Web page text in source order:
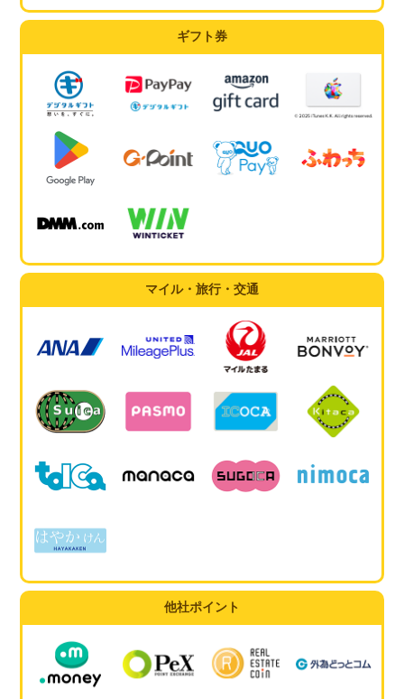
ギフト券
マイル・旅行・交通
他社ポイント